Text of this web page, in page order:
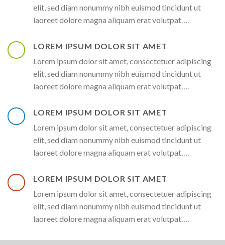
elit, sed diam nonummy nibh euismod tincidunt ut
laoreet dolore magna aliquam erat volutpat….
LOREM IPSUM DOLOR SIT AMET
Lorem ipsum dolor sit amet, consectetuer adipiscing
elit, sed diam nonummy nibh euismod tincidunt ut
laoreet dolore magna aliquam erat volutpat….
LOREM IPSUM DOLOR SIT AMET
Lorem ipsum dolor sit amet, consectetuer adipiscing
elit, sed diam nonummy nibh euismod tincidunt ut
laoreet dolore magna aliquam erat volutpat….
LOREM IPSUM DOLOR SIT AMET
Lorem ipsum dolor sit amet, consectetuer adipiscing
elit, sed diam nonummy nibh euismod tincidunt ut
laoreet dolore magna aliquam erat volutpat….